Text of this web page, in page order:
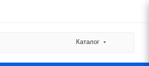
Каталог